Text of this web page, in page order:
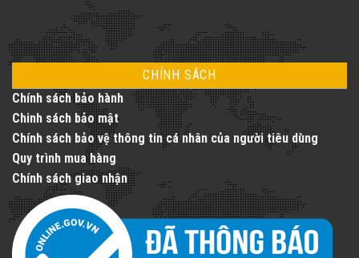
CHÍNH SÁCH
Chính sách bảo hành
Chinh sách bảo mật
Chính sách bảo vệ thông tin cá nhân của người tiêu dùng
Quy trình mua hàng
Chính sách giao nhận